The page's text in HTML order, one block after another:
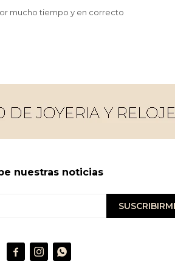
mucho tiempo y en correcto
nuestras noticias
  